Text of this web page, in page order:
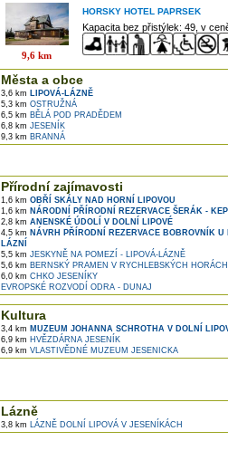
9,6 km
HORSKY HOTEL PAPRSEK
Kapacita bez přistýlek: 49, v
Města a obce
3,6 km LIPOVÁ-LÁZNĚ
5,3 km OSTRUŽNÁ
6,5 km BĚLÁ POD PRADĚDEM
6,8 km JESENÍK
9,3 km BRANNÁ
Přírodní zajímavosti
1,6 km OBŘÍ SKÁLY NAD HORNÍ LIPOVOU
1,6 km NÁRODNÍ PŘÍRODNÍ REZERVACE ŠERÁK -
2,8 km ANENSKÉ ÚDOLÍ V DOLNÍ LIPOVÉ
4,5 km NÁVRH PŘÍRODNÍ REZERVACE BOBROVNÍK U
LÁZNÍ
5,5 km JESKYNĚ NA POMEZÍ - LIPOVÁ-LÁZNĚ
5,6 km BERNSKÝ PRAMEN V RYCHLEBSKÝCH HORÁCH
6,0 km CHKO JESENÍKY
EVROPSKÉ ROZVODÍ ODRA - DUNAJ
Kultura
3,4 km MUZEUM JOHANNA SCHROTHA V DOLNÍ
6,9 km HVĚZDÁRNA JESENÍK
6,9 km VLASTIVĚDNÉ MUZEUM JESENICKA
Lázně
3,8 km LÁZNĚ DOLNÍ LIPOVÁ V JESENÍKÁCH